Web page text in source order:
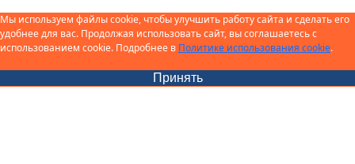
Мы используем файлы cookie, чтобы улучшить работу сайта и сделать его
удобнее для вас. Продолжая использовать сайт, вы соглашаетесь с
использованием cookie. Подробнее в Политике использования cookie.
Принять